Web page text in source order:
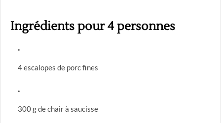
Ingrédients pour 4 personnes
4 escalopes de porc fines
300 g de chair à saucisse